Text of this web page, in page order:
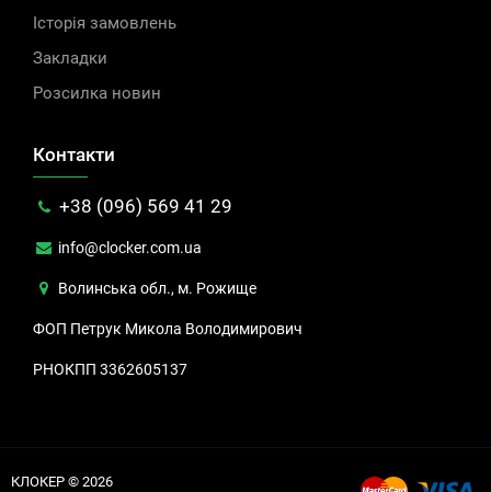
Історія замовлень
Закладки
Розсилка новин
Контакти
+38 (096) 569 41 29
info@clocker.com.ua
Волинська обл., м. Рожище
ФОП Петрук Микола Володимирович
РНОКПП 3362605137
КЛОКЕР © 2026